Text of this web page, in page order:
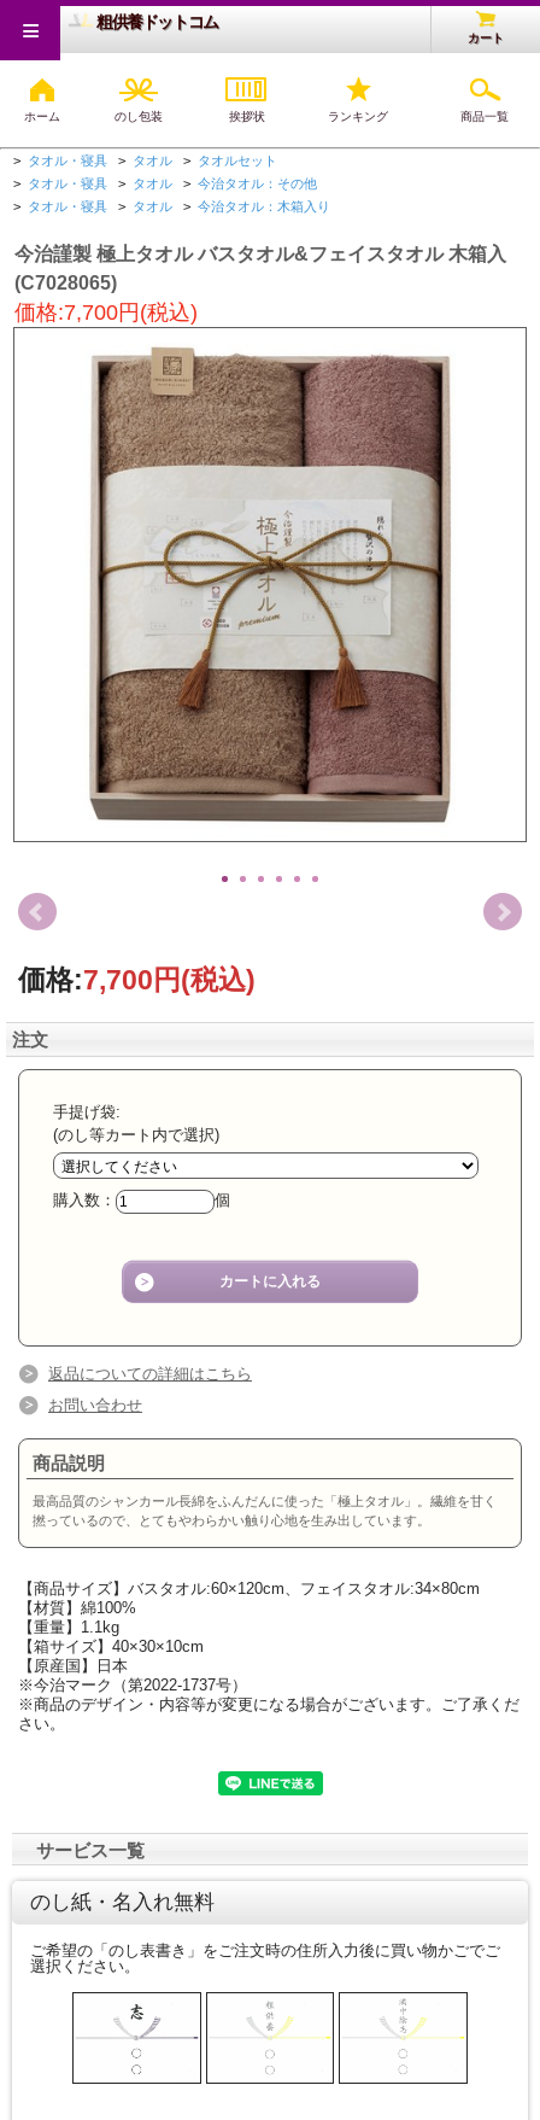
粗供養ドットコム
カート
ホーム のし包装 挨拶状 ランキング 商品一覧
≡
> タオル・寝具 > タオル > タオルセット
> タオル・寝具 > タオル > 今治タオル：その他
> タオル・寝具 > タオル > 今治タオル：木箱入り
今治謹製 極上タオル バスタオル&フェイスタオル 木箱入
(C7028065)
価格:7,700円(税込)
価格:7,700円(税込)
注文
手提げ袋:
(のし等カート内で選択)
購入数： 個
返品についての詳細はこちら
お問い合わせ
商品説明
最高品質のシャンカール長綿をふんだんに使った「極上タオル」。繊維を甘く
撚っているので、とてもやわらかい触り心地を生み出しています。
【商品サイズ】バスタオル:60×120cm、フェイスタオル:34×80cm
【材質】綿100%
【重量】1.1kg
【箱サイズ】40×30×10cm
【原産国】日本
※今治マーク（第2022-1737号）
※商品のデザイン・内容等が変更になる場合がございます。ご了承くだ
さい。
サービス一覧
のし紙・名入れ無料
ご希望の「のし表書き」をご注文時の住所入力後に買い物かごでご
選択ください。